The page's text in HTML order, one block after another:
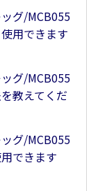
ッグ/MCB055
用できます
ッグ/MCB055
教えてくだ
ッグ/MCB055
できます